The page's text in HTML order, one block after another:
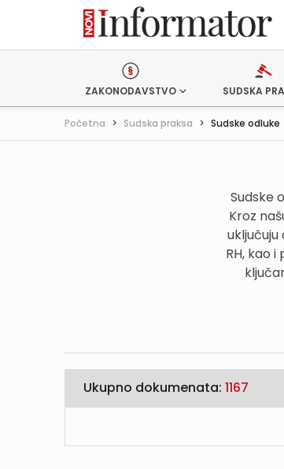
ZAKONODAVSTVO SUDSKA
Početna > Sudska praksa > Sudske odluke
Sudske
Kroz
RH, kao
Ukupno dokumenata: 1167